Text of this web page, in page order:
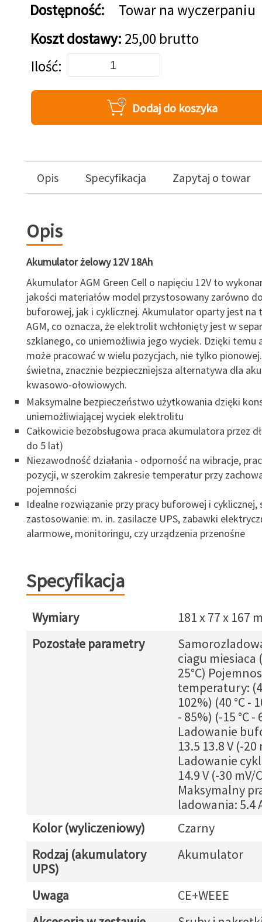
Dostępność:
Towar na wyczerpaniu
Koszt dostawy: 25,00 brutto
Dodaj do koszyka
Ilość
Dodaj do koszyka
Opis Specyfikacja Zapytaj o towar
Opis
Akumulator żelowy 12V 18Ah
Akumulator AGM Green Cell o napięciu 12V to
jakości materiałów model przystosowany zarówno
buforowej, jak i cyklicznej. Akumulator oparty jest na
AGM, co oznacza, że elektrolit wchłonięty jest w
szklanego, co uniemożliwia jego wyciek. Dzięki temu
może pracować w wielu pozycjach, nie tylko
świetna, znacznie bezpieczniejsza alternatywa dla
kwasowo-ołowiowych.
Maksymalne bezpieczeństwo użytkowania dzięki
uniemożliwiającej wyciek elektrolitu
Całkowicie bezobsługowa praca akumulatora przez
do 5 lat)
Niezawodność działania - odporność na wibracje,
pozycji, w szerokim zakresie temperatur przy
pojemności
Idealne rozwiązanie przy pracy buforowej i cyklicznej,
zastosowanie: m. in. zasilacze UPS, zabawki
alarmowe, monitoringu, czy urządzenia przenośne
Specyfikacja
Wymiary
181 x 77 x 167
Pozostałe parametry
ciagu miesiaca
25°C)
temperatury:
102%) (40 °C -
- 85%) (-15 °C -
Ladowanie
13.5 13.8 V (-20
Ladowanie
14.9 V (-30 mV/
Maksymalny
ladowania: 5.4
Kolor (wyliczeniowy)
Czarny
Rodzaj (akumulatory
UPS)
Akumulator
Uwaga
CE+WEEE